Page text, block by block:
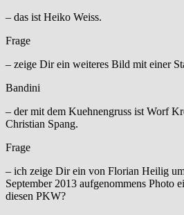
– das ist Heiko Weiss.
Frage
– zeige Dir ein weiteres Bild mit einer
Bandini
– der mit dem Kuehnengruss ist Worf
Christian Spang.
Frage
– ich zeige Dir ein von Florian Heilig
September 2013 aufgenommens Photo
diesen PKW?